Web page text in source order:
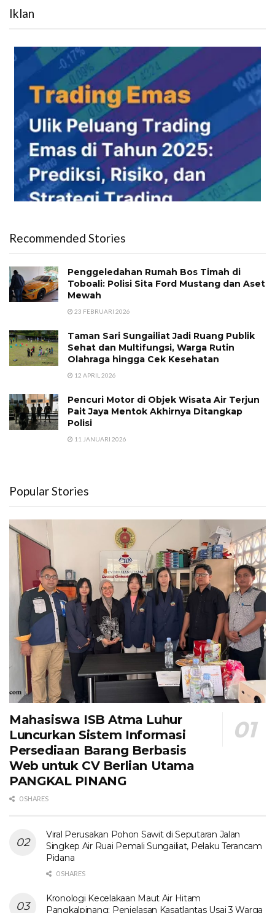
Iklan
Recommended Stories
Penggeledahan Rumah Bos Timah di
Toboali: Polisi Sita Ford Mustang dan Aset
Mewah
23 FEBRUARI 2026
Taman Sari Sungailiat Jadi Ruang Publik
Sehat dan Multifungsi, Warga Rutin
Olahraga hingga Cek Kesehatan
12 APRIL 2026
Pencuri Motor di Objek Wisata Air Terjun
Pait Jaya Mentok Akhirnya Ditangkap
Polisi
11 JANUARI 2026
Popular Stories
Mahasiswa ISB Atma Luhur
Luncurkan Sistem Informasi
Persediaan Barang Berbasis
Web untuk CV Berlian Utama​
PANGKAL PINANG
0 SHARES
Viral Perusakan Pohon Sawit di Seputaran Jalan
Singkep Air Ruai Pemali Sungailiat, Pelaku Terancam
Pidana
0 SHARES
Kronologi Kecelakaan Maut Air Hitam
Pangkalpinang: Penjelasan Kasatlantas Usai 3 Warga